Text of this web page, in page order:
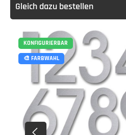
Gleich dazu bestellen
KONFIGURIERBAR
🎨 FARBWAHL